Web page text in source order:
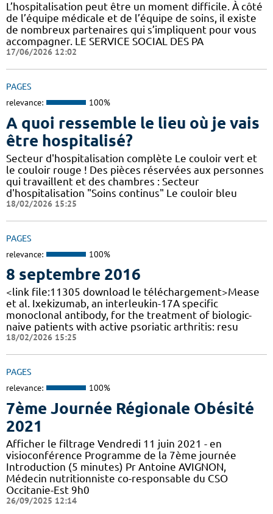
L’hospitalisation peut être un moment difficile. À côté
de l’équipe médicale et de l’équipe de soins, il existe
de nombreux partenaires qui s’impliquent pour vous
accompagner. LE SERVICE SOCIAL DES PA
17/06/2026 12:02
PAGES
relevance: 100%
A quoi ressemble le lieu où je vais
être hospitalisé?
Secteur d'hospitalisation complète Le couloir vert et
le couloir rouge ! Des pièces réservées aux personnes
qui travaillent et des chambres : Secteur
d'hospitalisation "Soins continus" Le couloir bleu
18/02/2026 15:25
PAGES
relevance: 100%
8 septembre 2016
<link file:11305 download le téléchargement>Mease
et al. Ixekizumab, an interleukin-17A specific
monoclonal antibody, for the treatment of biologic-
naive patients with active psoriatic arthritis: resu
18/02/2026 15:25
PAGES
relevance: 100%
7ème Journée Régionale Obésité
2021
Afficher le filtrage Vendredi 11 juin 2021 - en
visioconférence Programme de la 7ème journée
Introduction (5 minutes) Pr Antoine AVIGNON,
Médecin nutritionniste co-responsable du CSO
Occitanie-Est 9h0
26/09/2025 12:14